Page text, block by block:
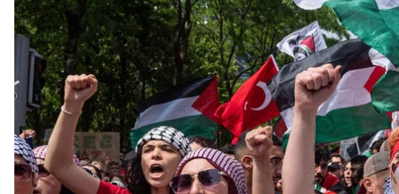
Про це повідомляють мовникиRTBFтаVRT.
Поліція нарахувала 75 000 учасників маршу
000 людей.
За словами організаторів, це вже «десята велика
народом, організована з початку ізраїльської
найбільшою демонстрацією в Брюсселі з часів